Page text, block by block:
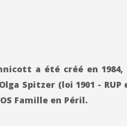
a été créé en
Spitzer (loi 1901 - RUP
Famille en Péril.